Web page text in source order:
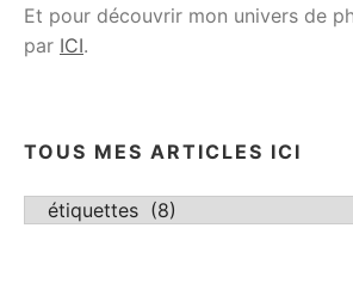
Et pour découvrir mon univers de
par ICI.
TOUS MES ARTICLES ICI
Tous